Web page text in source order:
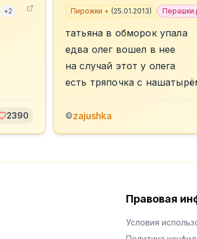
+2
2390
Пирожки + (25.01.2013)
татьяна в обморок упала
едва олег вошел в нее
на случай этот у олега
есть тряпочка с
©zajushka
Правовая
Условия